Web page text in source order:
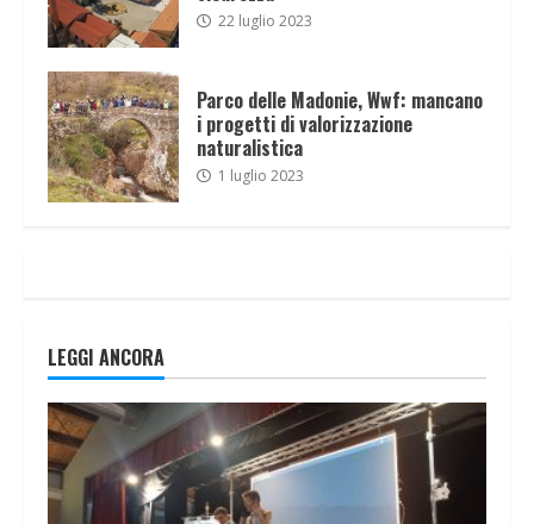
22 luglio 2023
Parco delle Madonie, Wwf: mancano
i progetti di valorizzazione
naturalistica
1 luglio 2023
LEGGI ANCORA